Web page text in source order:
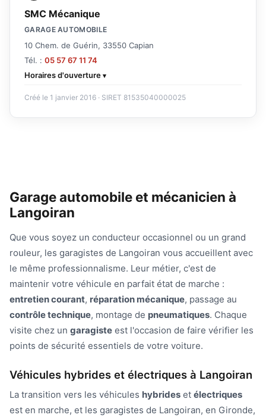
SMC Mécanique
GARAGE AUTOMOBILE
10 Chem. de Guérin, 33550 Capian
Tél. : 05 57 67 11 74
Horaires d'ouverture
Créé le 1 janvier 2016 · SIRET 81535040000025
Garage automobile et mécanicien à
Langoiran
Que vous soyez un conducteur occasionnel ou un grand
rouleur, les garagistes de Langoiran vous accueillent avec
le même professionnalisme. Leur métier, c'est de
maintenir votre véhicule en parfait état de marche :
entretien courant, réparation mécanique, passage au
contrôle technique, montage de pneumatiques. Chaque
visite chez un garagiste est l'occasion de faire vérifier les
points de sécurité essentiels de votre voiture.
Véhicules hybrides et électriques à Langoiran
La transition vers les véhicules hybrides et électriques
est en marche, et les garagistes de Langoiran, en Gironde,